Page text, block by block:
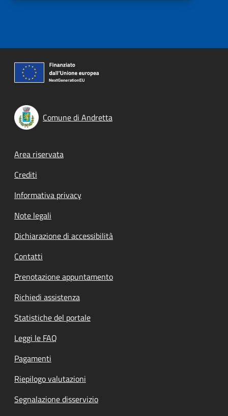
Comune di Andretta
Footer menu
Area riservata
Crediti
Informativa privacy
Note legali
Dichiarazione di accessibilità
Contatti
Prenotazione appuntamento
Richiedi assistenza
Statistiche del portale
Leggi le FAQ
Pagamenti
Riepilogo valutazioni
Segnalazione disservizio